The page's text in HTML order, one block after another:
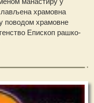
храмовна
поводом храмовне
Епископ рашко-